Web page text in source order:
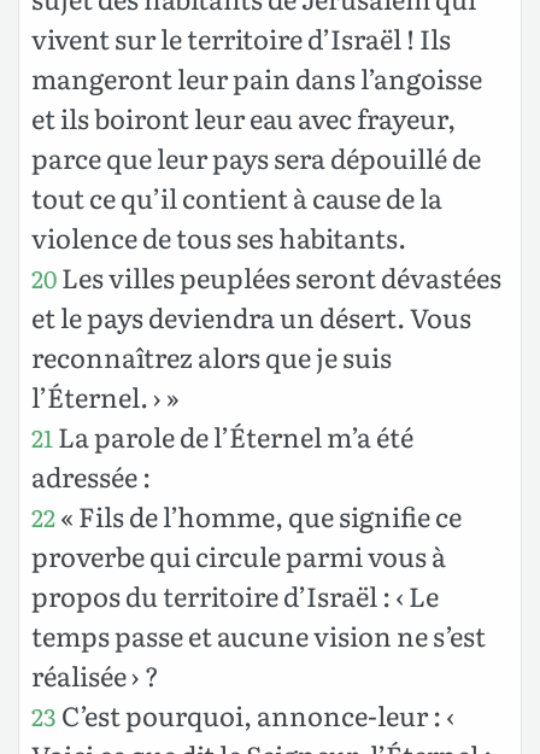
vivent sur le territoire d’Israël ! Ils
mangeront leur pain dans l’angoisse
et ils boiront leur eau avec frayeur,
parce que leur pays sera dépouillé de
tout ce qu’il contient à cause de la
violence de tous ses habitants.
20Les villes peuplées seront dévastées
et le pays deviendra un désert. Vous
reconnaîtrez alors que je suis
l’Éternel. › »
21 La parole de l’Éternel m’a été
adressée :
22« Fils de l’homme, que signifie ce
proverbe qui circule parmi vous à
propos du territoire d’Israël : ‹ Le
temps passe et aucune vision ne s’est
réalisée › ?
23 C’est pourquoi, annonce-leur : ‹